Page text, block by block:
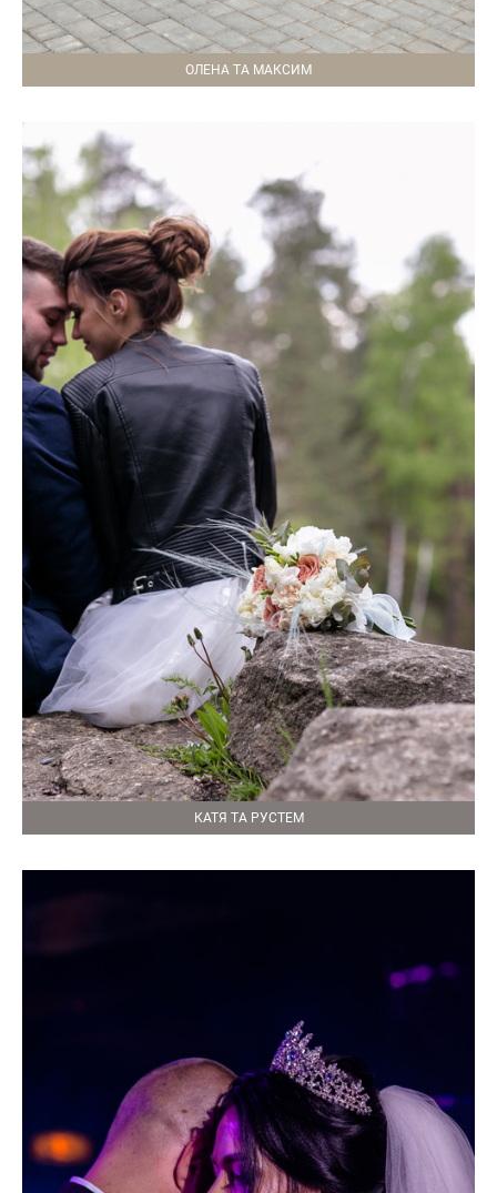
ОЛЕНА ТА МАКСИМ
КАТЯ ТА РУСТЕМ